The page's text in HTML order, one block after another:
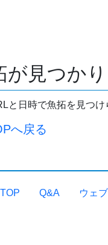
が見つかり
と日時で魚拓を見つけ
へ戻る
TOP Q&A ウェ